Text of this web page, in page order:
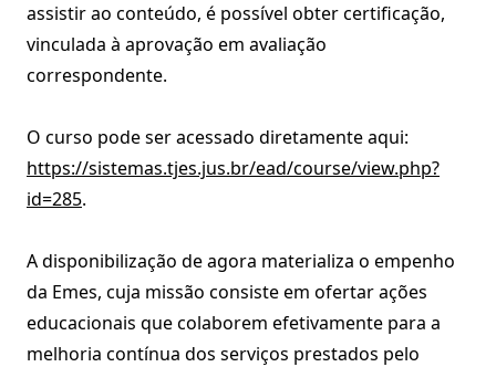
assistir ao conteúdo, é possível obter certificação,
vinculada à aprovação em avaliação
correspondente.
O curso pode ser acessado diretamente aqui:
https://sistemas.tjes.jus.br/ead/course/view.php?
id=285.
A disponibilização de agora materializa o empenho
da Emes, cuja missão consiste em ofertar ações
educacionais que colaborem efetivamente para a
melhoria contínua dos serviços prestados pelo